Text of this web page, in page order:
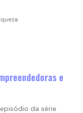
e
da série